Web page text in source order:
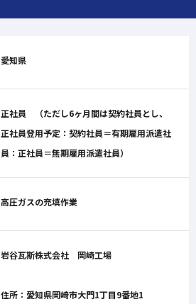
愛知県
正社員 （ただし6ヶ月間は契約社員とし、
正社員登用予定：契約社員＝有期雇用派遣社
員：正社員＝無期雇用派遣社員）
高圧ガスの充填作業
岩谷瓦斯株式会社 岡崎工場
住所：愛知県岡崎市大門1丁目9番地1